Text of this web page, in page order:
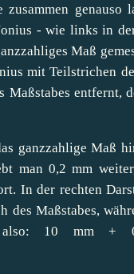
genauso
- wie links in
Maß
mit Teilstrichen
Maßstabes entfernt,
ganzzahlige Maß
man 0,2 mm
In der rechten
Maßstabes,
also: 10 mm